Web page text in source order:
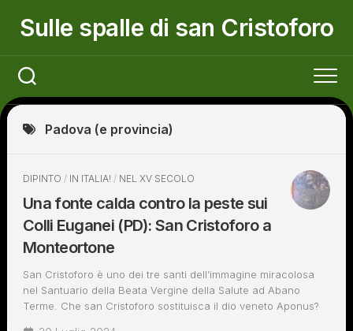
Sulle spalle di san Cristoforo
Padova (e provincia)
DIPINTO / IN ITALIA! / NEL XV SECOLO
Una fonte calda contro la peste sui
Colli Euganei (PD): San Cristoforo a
Monteortone
San Cristoforo è uno dei tre santi dell’immagine miracolosa
nel Santuario della Beata Vergine della Salute ad Abano
Terme. Che san Cristoforo sostituisca il dio veneto Aponus?